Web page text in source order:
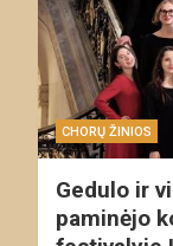
CHORŲ ŽINIOS
Gedulo ir
paminėjo